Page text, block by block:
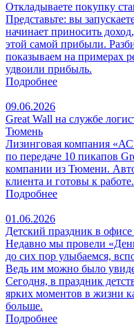
Откладываете покупку
Представьте: вы
начинает приносить
этой самой прибыли.
показываем на примерах
удвоили прибыль.
Подробнее
09.06.2026
Great Wall на службе
Тюмень
Лизинговая компания
по передаче 10 пикапов
компании из Тюмени.
клиента и готовы к работе.
Подробнее
01.06.2026
Детский праздник в
Недавно мы провели
до сих пор улыбаемся,
Ведь им можно было
Сегодня, в праздник
ярких моментов в жизни
больше.
Подробнее